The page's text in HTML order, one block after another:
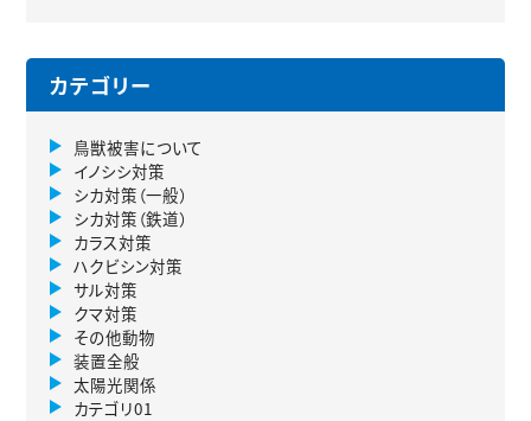
カテゴリー
鳥獣被害について
イノシシ対策
シカ対策（一般）
シカ対策（鉄道）
カラス対策
ハクビシン対策
サル対策
クマ対策
その他動物
装置全般
太陽光関係
カテゴリ01